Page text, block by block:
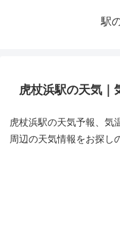
駅
虎杖浜駅の天気｜
虎杖浜駅の天気予報、気
周辺の天気情報をお探し